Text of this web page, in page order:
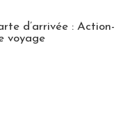
d’arrivée : Action-
voyage